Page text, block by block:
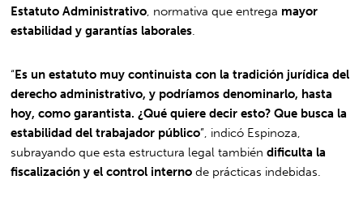
Estatuto Administrativo , normativa que entrega mayor
estabilidad y garantías laborales
“Es un estatuto muy continuista con la tradición jurídica del
derecho administrativo, y podríamos denominarlo, hasta
hoy, como garantista. ¿Qué quiere decir esto? Que busca la
estabilidad del trabajador público”, indicó Espinoza,
subrayando que esta estructura legal tambiéndificulta la
fiscalización y el control interno de prácticas indebidas.